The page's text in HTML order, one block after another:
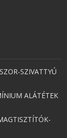
SZIVATTYÚ
ALÁTÉTEK